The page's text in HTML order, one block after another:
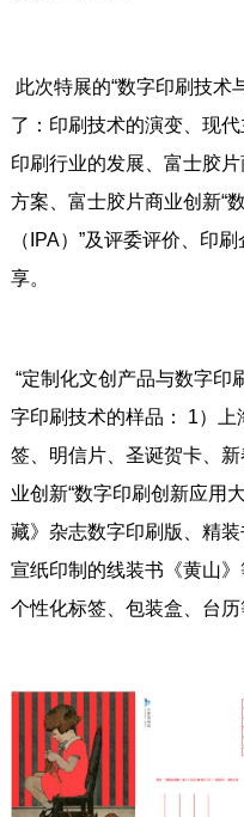
此次特展的“数字印刷技术
了：印刷技术的演变、现
印刷行业的发展、富士胶
方案、富士胶片商业创新“
（IPA）”及评委评价、印
享。
“定制化文创产品与数字印
字印刷技术的样品： 1）
签、明信片、圣诞贺卡、
业创新“数字印刷创新应用
藏》杂志数字印刷版、精装
宣纸印制的线装书《黄山
个性化标签、包装盒、台历